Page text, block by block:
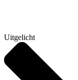
Uitgelicht